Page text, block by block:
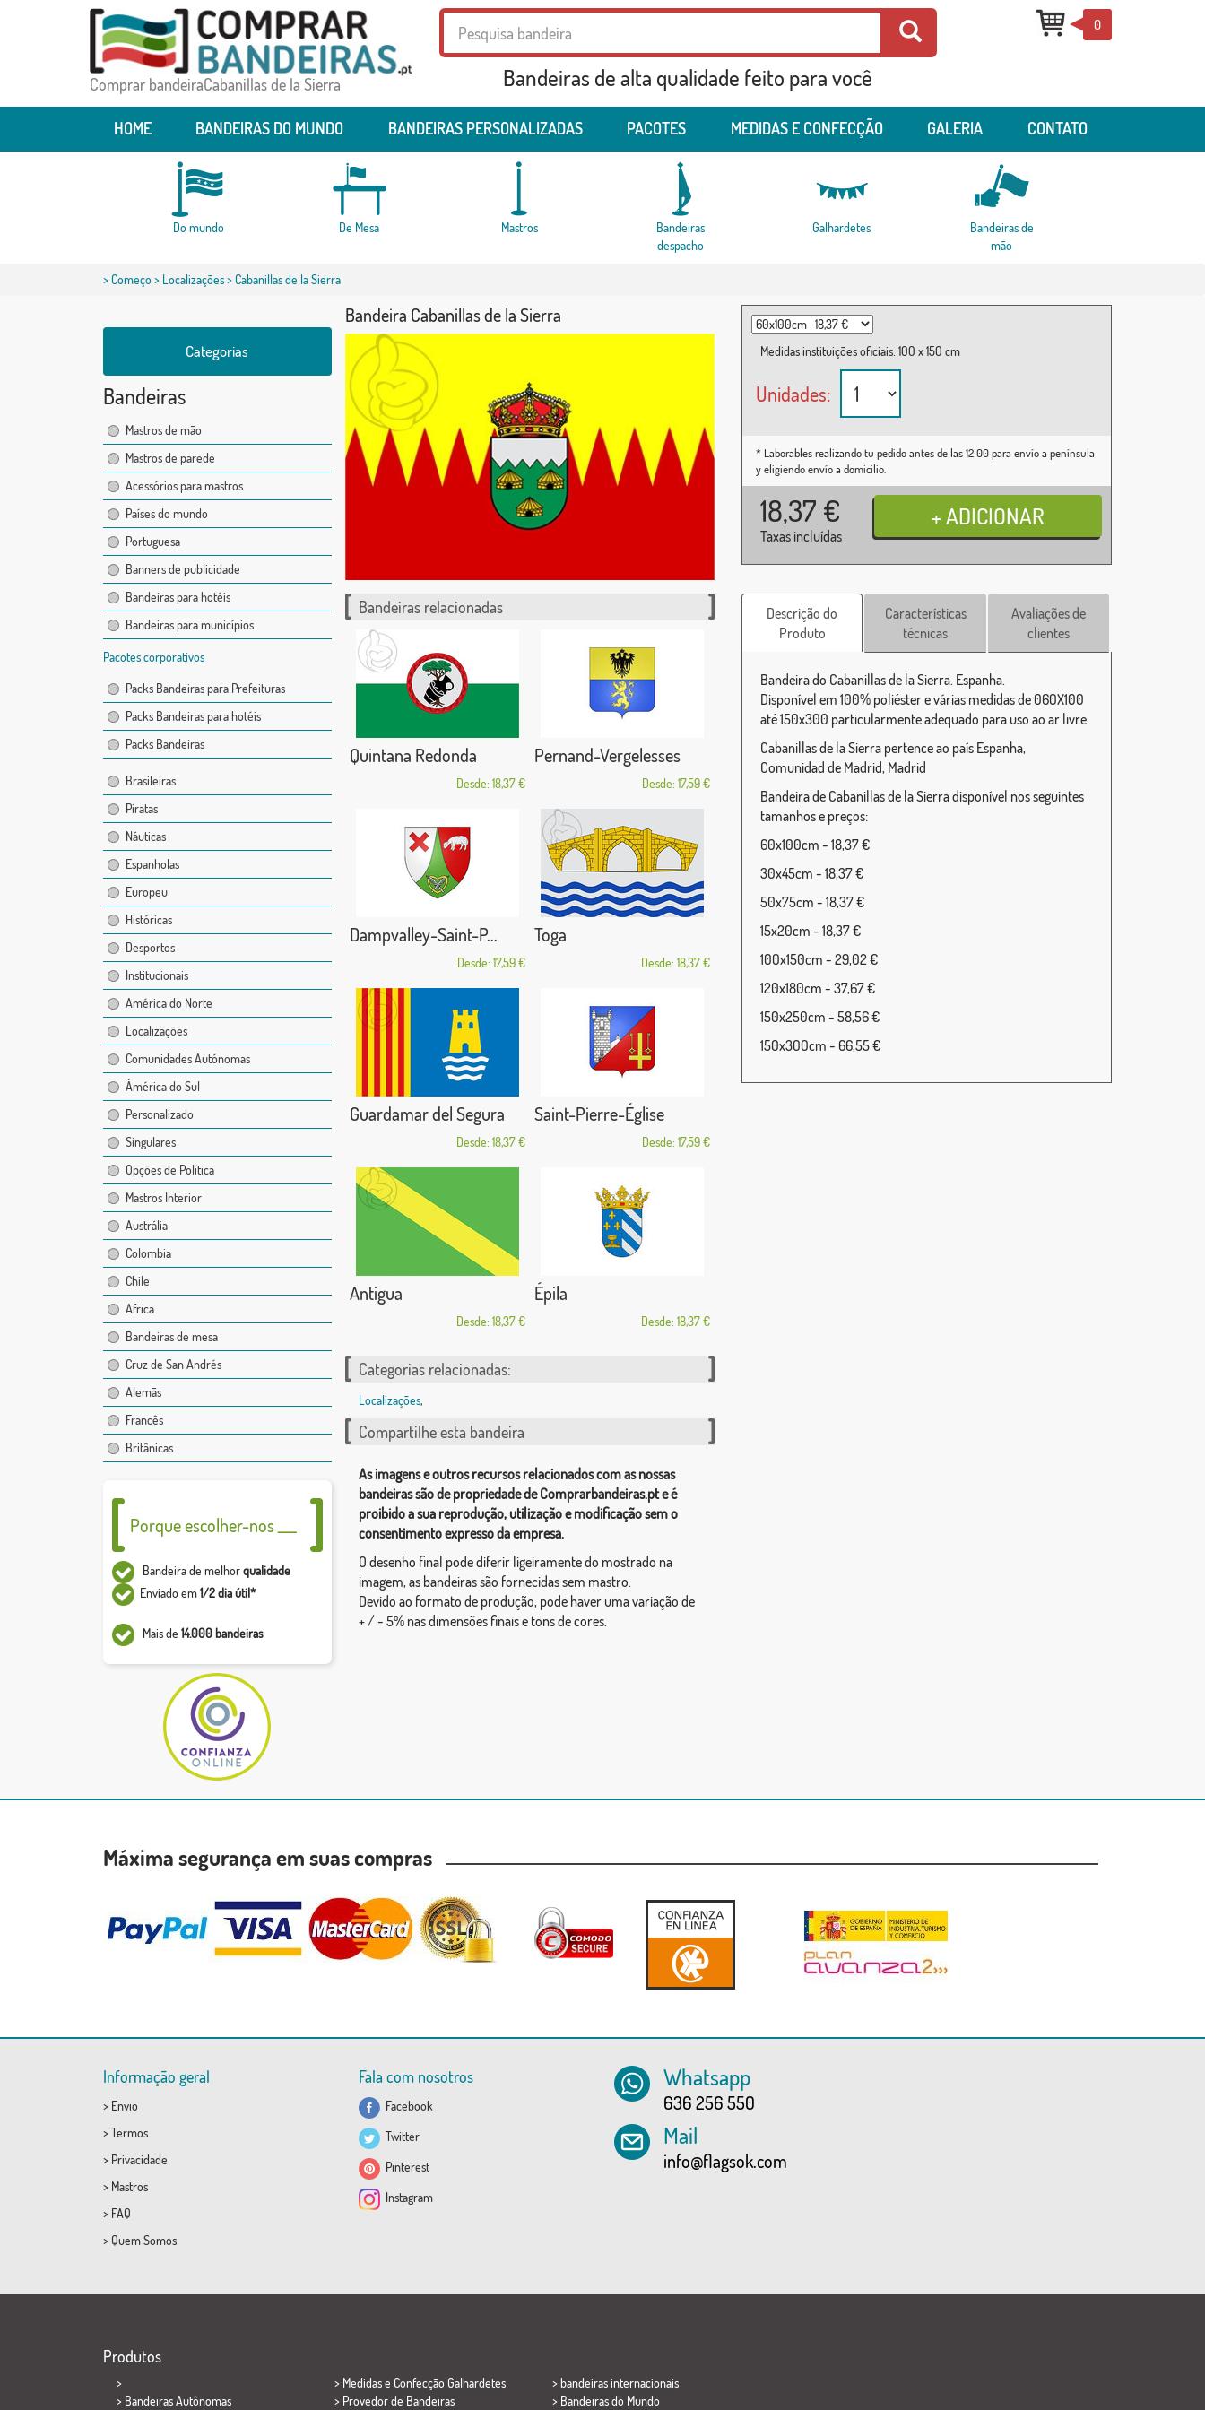
Comprar bandeiraCabanillas de la Sierra Bandeiras de alta qualidade feito para você
0
HOME BANDEIRAS DO MUNDO BANDEIRAS PERSONALIZADAS PACOTES MEDIDAS E CONFECÇÃO GALERIA CONTATO
Do mundo De Mesa Mastros
Bandeiras
despacho
Galhardetes
Bandeiras de
mão
>Começo> Localizações> Cabanillas de la Sierra
Categorias
Bandeiras
Mastros de mão
Mastros de parede
Acessórios para mastros
Países do mundo
Portuguesa
Banners de publicidade
Bandeiras para hotéis
Bandeiras para municípios
Pacotes corporativos
Packs Bandeiras para Prefeituras
Packs Bandeiras para hotéis
Packs Bandeiras
Brasileiras
Piratas
Náuticas
Espanholas
Europeu
Históricas
Desportos
Institucionais
América do Norte
Localizações
Comunidades Autónomas
Ámérica do Sul
Personalizado
Singulares
Opções de Política
Mastros Interior
Austrália
Colombia
Chile
Africa
Bandeiras de mesa
Cruz de San Andrés
Alemãs
Francês
Britânicas
Porque escolher-nos ___
Bandeira de melhorqualidade
Enviado em1/2 dia útil*
Mais de 14.000 bandeiras
Bandeira Cabanillas de la Sierra
Medidas instituições oficiais: 100 x 150 cm
Unidades:
* Laborables realizando tu pedido antes de las 12:00 para envío a península
y eligiendo envío a domicilio.
18,37 €
Taxas incluídas
Bandeiras relacionadas
Quintana Redonda
Desde: 18,37 €
Pernand-Vergelesses
Desde: 17,59 €
Dampvalley-Saint-P...
Desde: 17,59 €
Toga
Desde: 18,37 €
Guardamar del Segura
Desde: 18,37 €
Saint-Pierre-Église
Desde: 17,59 €
Antigua
Desde: 18,37 €
Épila
Desde: 18,37 €
Categorias relacionadas:
Localizações,
Compartilhe esta bandeira
As imagens e outros recursos relacionados com as nossas
bandeiras são de propriedade de Comprarbandeiras.pt e é
proibido a sua reprodução, utilização e modificação sem o
consentimento expresso da empresa.
O desenho final pode diferir ligeiramente do mostrado na
imagem, as bandeiras são fornecidas sem mastro.
Devido ao formato de produção, pode haver uma variação de
+ / - 5% nas dimensões finais e tons de cores.
Descrição do
Produto
Características
técnicas
Avaliações de
clientes
Bandeira do Cabanillas de la Sierra. Espanha.
Disponível em 100% poliéster e várias medidas de 060X100
até 150x300 particularmente adequado para uso ao ar livre.
Cabanillas de la Sierra pertence ao país Espanha,
Comunidad de Madrid, Madrid
Bandeira de Cabanillas de la Sierra disponível nos seguintes
tamanhos e preços:
60x100cm - 18,37 €
30x45cm - 18,37 €
50x75cm - 18,37 €
15x20cm - 18,37 €
100x150cm - 29,02 €
120x180cm - 37,67 €
150x250cm - 58,56 €
150x300cm - 66,55 €
Máxima segurança em suas compras
Informação geral
> Envio
> Termos
> Privacidade
> Mastros
> FAQ
> Quem Somos
Fala com nosotros
Facebook
Twitter
Pinterest
Instagram
Whatsapp
636 256 550
Mail
info@flagsok.com
Produtos
>
> Bandeiras Autônomas
> Medidas e Confecção Galhardetes
> Provedor de Bandeiras
> bandeiras internacionais
> Bandeiras do Mundo